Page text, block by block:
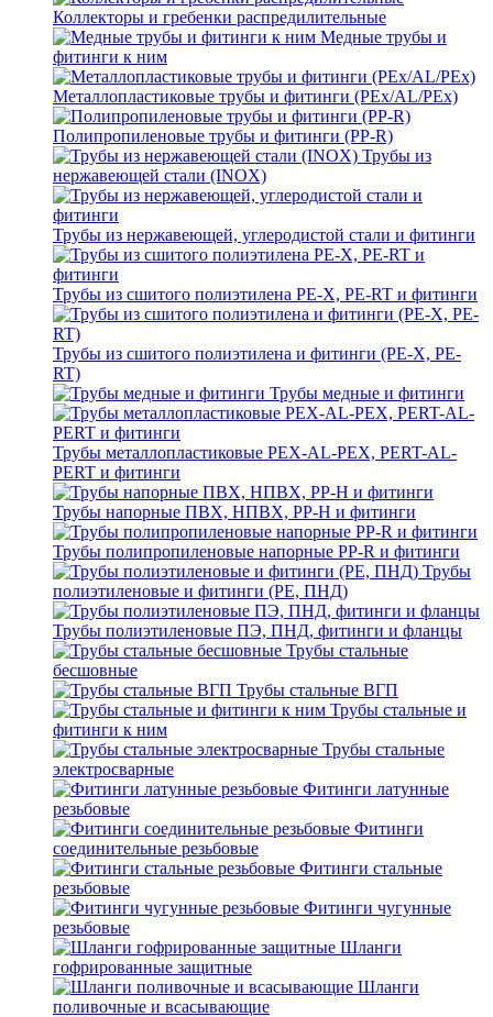
Коллекторы и гребенки распредилительные
Медные трубы и
фитинги к ним
Металлопластиковые трубы и фитинги (PEx/AL/PEx)
Полипропиленовые трубы и фитинги (PP-R)
Трубы из
нержавеющей стали (INOX)
Трубы из нержавеющей, углеродистой стали и фитинги
Трубы из сшитого полиэтилена PE-X, PE-RT и фитинги
Трубы из сшитого полиэтилена и фитинги (PE-X, PE-
RT)
Трубы медные и фитинги
Трубы металлопластиковые PEX-AL-PEX, PERT-AL-
PERT и фитинги
Трубы напорные ПВХ, НПВХ, PP-H и фитинги
Трубы полипропиленовые напорные PP-R и фитинги
Трубы
полиэтиленовые и фитинги (PE, ПНД)
Трубы полиэтиленовые ПЭ, ПНД, фитинги и фланцы
Трубы стальные
бесшовные
Трубы стальные ВГП
Трубы стальные и
фитинги к ним
Трубы стальные
электросварные
Фитинги латунные
резьбовые
Фитинги
соединительные резьбовые
Фитинги стальные
резьбовые
Фитинги чугунные
резьбовые
Шланги
гофрированные защитные
Шланги
поливочные и всасывающие